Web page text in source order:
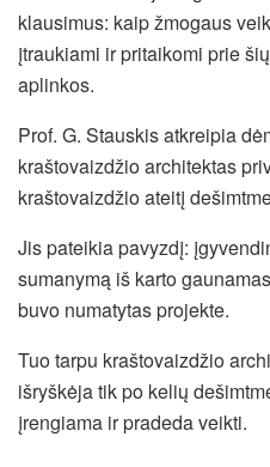
klausimus: kaip žmogaus
įtraukiami ir pritaikomi prie
aplinkos.
Prof. G. Stauskis atkreipia
kraštovaizdžio architektas
kraštovaizdžio ateitį
Jis pateikia pavyzdį:
sumanymą iš karto
buvo numatytas projekte.
Tuo tarpu kraštovaizdžio
išryškėja tik po kelių
įrengiama ir pradeda veikti.